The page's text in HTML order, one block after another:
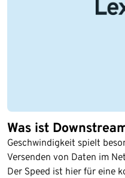
Was ist
Geschwindigkeit spielt
Versenden von Daten im
Der Speed ist hier für eine